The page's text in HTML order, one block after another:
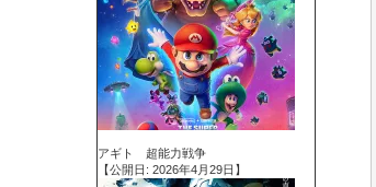
アギト 超能力戦争
【公開日: 2026年4月29日】